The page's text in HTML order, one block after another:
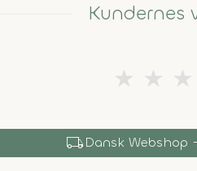
Kundernes
★ ★ ★
local_shippingDansk Webshop